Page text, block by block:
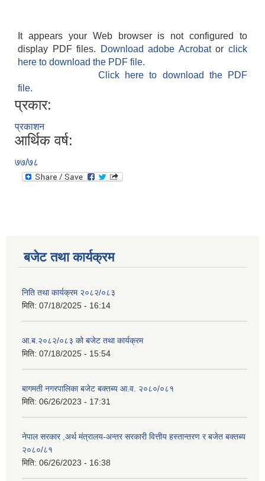
It appears your Web browser is not configured to
display PDF files.
Download adobe Acrobatorclick
here to download the PDF file.
Click here to download the PDF
file.
प्रकार:
प्रकाशन
आर्थिक वर्ष:
७७/७८
बजेट तथा कार्यक्रम
निति तथा कार्यक्रम २०८२/०८३
मिति: 07/18/2025 - 16:14
आ.ब.२०८२/०८३ को बजेट तथा कार्यक्रम
मिति: 07/18/2025 - 15:54
बागमती नगरपालिका बजेट बक्तब्य आ.व. २०८०/०८१
मिति: 06/26/2023 - 17:31
नेपाल सरकार ,अर्थ मंत्रालय-अन्तर सरकारी वित्तीय हस्तान्तरण र बजेत बक्तब्य
२०८०/८१
मिति: 06/26/2023 - 16:38